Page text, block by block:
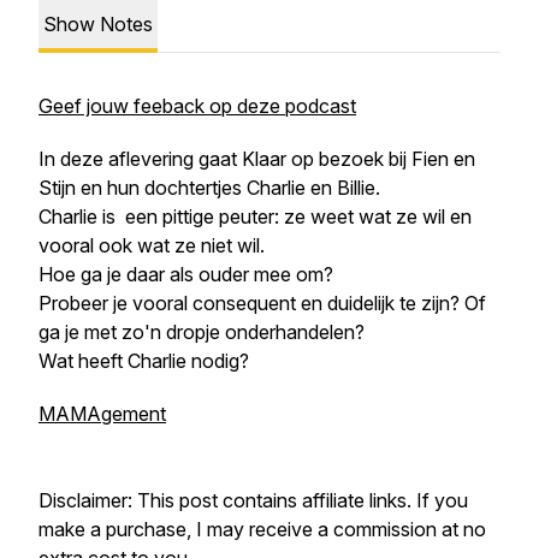
Show Notes
Geef jouw feeback op deze podcast
In deze aflevering gaat Klaar op bezoek bij Fien en
Stijn en hun dochtertjes Charlie en Billie.
Charlie is een pittige peuter: ze weet wat ze wil en
vooral ook wat ze niet wil.
Hoe ga je daar als ouder mee om?
Probeer je vooral consequent en duidelijk te zijn? Of
ga je met zo'n dropje onderhandelen?
Wat heeft Charlie nodig?
MAMAgement
Disclaimer: This post contains affiliate links. If you
make a purchase, I may receive a commission at no